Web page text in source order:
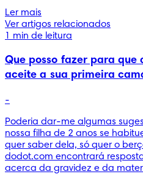
Ler mais
Ver artigos relacionados
1 min de leitura
Que posso fazer para que
aceite a sua primeira
-
Poderia dar-me algumas
nossa filha de 2 anos se
quer saber dela, só quer o
dodot.com encontrará
acerca da gravidez e da